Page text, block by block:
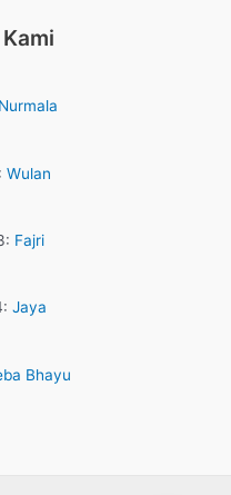
Nurmala
Wulan
Fajri
Jaya
Bhayu